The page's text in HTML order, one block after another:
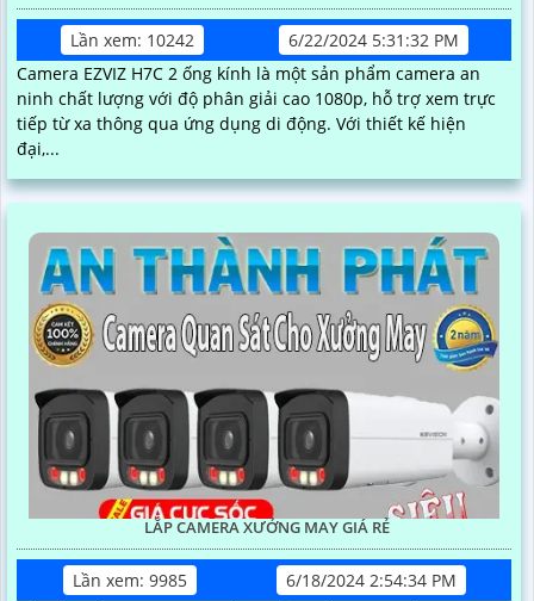
Lần xem: 10242
6/22/2024 5:31:32 PM
Camera EZVIZ H7C 2 ống kính là một sản phẩm camera an
ninh chất lượng với độ phân giải cao 1080p, hỗ trợ xem trực
tiếp từ xa thông qua ứng dụng di động. Với thiết kế hiện
đại,...
LẮP CAMERA XƯỞNG MAY GIÁ RẺ
Lần xem: 9985
6/18/2024 2:54:34 PM